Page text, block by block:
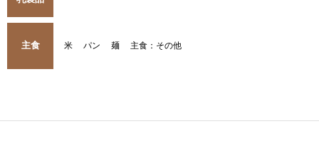
主食 米 パン 麺 主食：その他